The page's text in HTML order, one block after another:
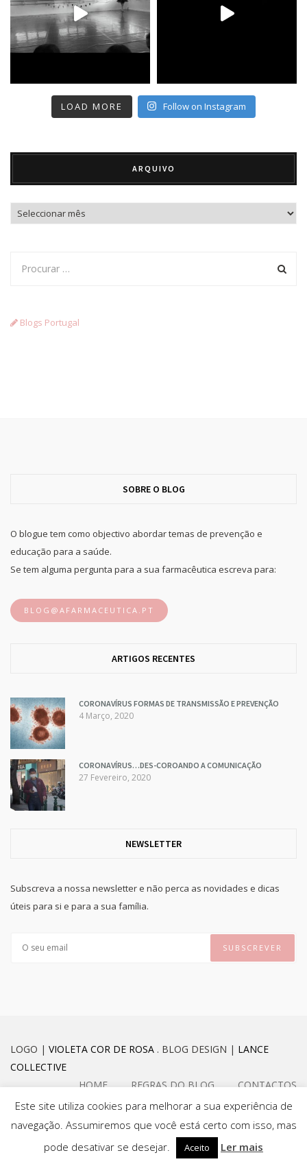
LOAD MORE Follow on Instagram
ARQUIVO
Arquivo
Blogs Portugal
SOBRE O BLOG
O blogue tem como objectivo abordar temas de prevenção e
educação para a saúde.
Se tem alguma pergunta para a sua farmacêutica escreva para:
BLOG@AFARMACEUTICA.PT
ARTIGOS RECENTES
CORONAVÍRUS FORMAS DE TRANSMISSÃO E PREVENÇÃO
4 Março, 2020
CORONAVÍRUS…DES-COROANDO A COMUNICAÇÃO
27 Fevereiro, 2020
NEWSLETTER
Subscreva a nossa newsletter e não perca as novidades e dicas
úteis para si e para a sua família.
LOGO | VIOLETA COR DE ROSA . BLOG DESIGN | LANCE
COLLECTIVE
HOME
REGRAS DO BLOG CONTACTOS
FACEBOOK INSTAGRAM
Este site utiliza cookies para melhorar a sua experiência de
navegação. Assumiremos que você está certo com isso, mas
pode desativar se desejar.
Aceito Ler mais